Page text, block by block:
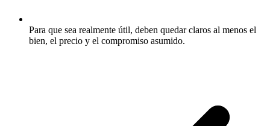
Para que sea realmente útil, deben quedar claros al menos el
bien, el precio y el compromiso asumido.